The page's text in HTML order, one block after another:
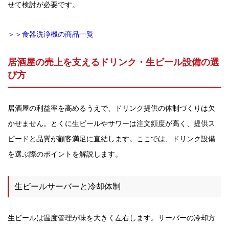
せて検討が必要です。
＞＞食器洗浄機の商品一覧
居酒屋の売上を支えるドリンク・生ビール設備の選
び方
居酒屋の利益率を高めるうえで、ドリンク提供の体制づくりは欠
かせません。とくに生ビールやサワーは注文頻度が高く、提供ス
ピードと品質が顧客満足に直結します。ここでは、ドリンク設備
を選ぶ際のポイントを解説します。
生ビールサーバーと冷却体制
生ビールは温度管理が味を大きく左右します。サーバーの冷却方